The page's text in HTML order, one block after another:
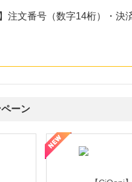
注文番号（数字14桁）・決
ーン
・バッグ
ブ】創業70年の信頼と高価買取